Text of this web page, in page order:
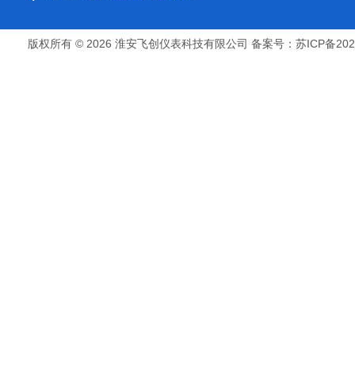
版权所有 © 2026 淮安飞创仪表科技有限公司 备案号：苏ICP备